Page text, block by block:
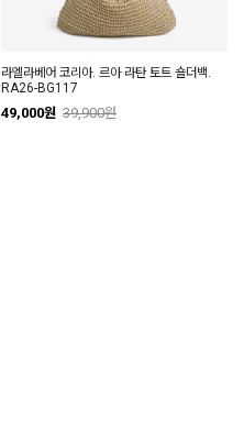
라엘라베어 코리아. 르아 라탄 토트 숄더백.
RA26-BG117
49,000원 39,900원